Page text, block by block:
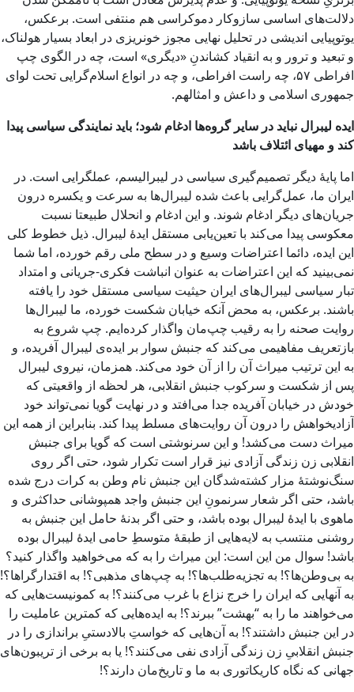
دلالت‌های اساسی سازوکار دموکراسی هم منتفی است. برعکس،
یوتوپیایی اندیشی در تحلیل نهایی مجوز خونریزی در ابعاد بسیار هولناک،
و تبعید و ترور و به انقیاد کشاندنِ «دیگری» است، چه در الگوی چپ
افراطی ۵۷، چه راست افراطی، و چه در انواع اسلام‌گرایی تحت لوای
جمهوری اسلامی و داعش و امثالهم.
ایده لیبرال نباید در سایر گروه‌ها ادغام شود؛ باید نمایندگی سیاسی پیدا
کند و مهیای ائتلاف باشد
اما پایۀ دیگر تصمیم‌گیری سیاسی در لیبرالیسم، عملگرایی است. در
ایران ما، عمل‌گرایی باعث شده لیبرال‌ها به سرعت و یکسره درون
جریان‌های دیگر ادغام شوند. و این ادغام و انحلال طبیعتا نسبت
معکوسی پیدا می‌کند با تعین‌یابی مستقل ایدۀ لیبرال. ذیل خطوط کلی
این ایده، دائما اعتراضات وسیع و در سطح ملی رقم خورده، اما شما
نمی‌بینید که این اعتراضات به عنوان انباشت فکری-جریانی و امتداد
تبار سیاسی لیبرال‌های ایران حیثیت سیاسی مستقل خود را یافته
باشند. برعکس، به محض آنکه خیابان شکست خورده، ما لیبرال‌ها
روایت صحنه را به رقیب چپ‌مان واگذار کرده‌ایم. چپ شروع به
بازتعریف مفاهیمی می‌کند که جنبش سوار بر ایده‌ی لیبرال آفریده، و
به این ترتیب میراث آن را از آن خود می‌کند. همزمان، نیروی لیبرال
پس از شکست و سرکوب جنبش انقلابی، هر لحظه از واقعیتی که
خودش در خیابان آفریده جدا می‌افتد و در نهایت گویا نمی‌تواند خود
آزادیخواهش را درون آن روایت‌های مسلط پیدا کند. بنابراین از همه این
میراث دست می‌کشد! و این سرنوشتی است که گویا برای جنبش
انقلابی زن زندگی آزادی نیز قرار است تکرار شود، حتی اگر روی
سنگ‌نوشتۀ مزار کشته‌شدگان این جنبش نام وطن به کرات درج شده
باشد، حتی اگر شعار سرنمونِ این جنبش واجد همپوشانی حداکثری و
ماهوی با ایدۀ لیبرال بوده باشد، و حتی اگر بدنۀ حامل این جنبش به
روشنی منتسب به لایه‌هایی از طبقۀ متوسطِ حامی ایدۀ لیبرال بوده
باشد! سوال من این است: این میراث را به که می‌خواهید واگذار کنید؟
به بی‌وطن‌ها؟! به تجزیه‌طلب‌ها؟! به چپ‌های مذهبی؟! به اقتدارگراها؟!
به آنهایی که ایران را خرج نزاع با غرب می‌کنند؟! به کمونیست‌هایی که
می‌خواهند ما را به “بهشت” ببرند؟! به ایده‌هایی که کمترین عاملیت را
در این جنبش داشتند؟! به آن‌هایی که خواستِ بالادستیِ براندازی را در
جنبش انقلابیِ زن زندگی آزادی نفی می‌کنند؟! یا به برخی از تریبون‌های
جهانی که نگاه کاریکاتوری به ما و تاریخ‌مان دارند؟!